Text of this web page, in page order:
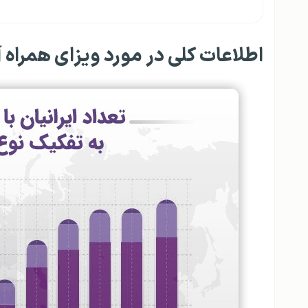
اطلاعات کلی در مورد ویزای همراه